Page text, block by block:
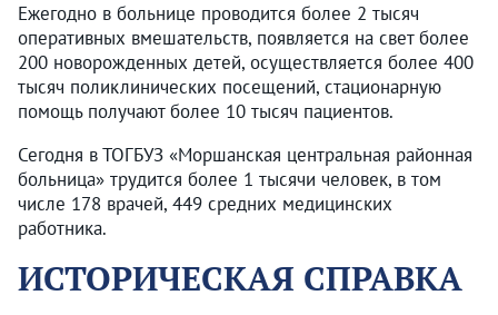
Ежегодно в больнице проводится более 2 тысяч
оперативных вмешательств, появляется на свет более
200 новорожденных детей, осуществляется более 400
тысяч поликлинических посещений, стационарную
помощь получают более 10 тысяч пациентов.
Сегодня в ТОГБУЗ «Моршанская центральная районная
больница» трудится более 1 тысячи человек, в том
числе 178 врачей, 449 средних медицинских
работника.
ИСТОРИЧЕСКАЯ СПРАВКА